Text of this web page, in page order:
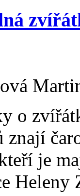
o
znají
je